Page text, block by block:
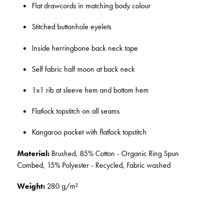
Flat drawcords in matching body colour
Stitched buttonhole eyelets
Inside herringbone back neck tape
Self fabric half moon at back neck
1x1 rib at sleeve hem and bottom hem
Flatlock topstitch on all seams
Kangaroo pocket with flatlock topstitch
Material: Brushed, 85% Cotton - Organic Ring Spun
Combed, 15% Polyester - Recycled, Fabric washed
Weight: 280 g/m²